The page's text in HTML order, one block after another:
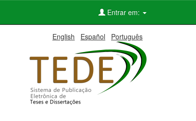
Entrar em:
English Español Português